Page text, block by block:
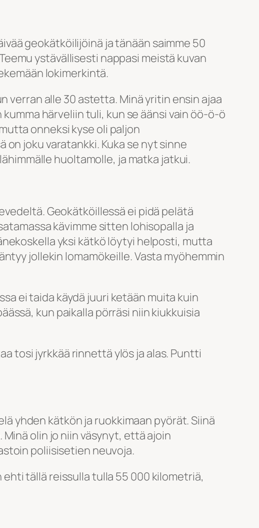
geokätköilijöinä ja tänään saimme 50
ystävällisesti nappasi meistä kuvan
lokimerkintä.
verran alle 30 astetta. Minä yritin ensin ajaa
härveliin tuli, kun se äänsi vain öö-ö-ö
onneksi kyse oli paljon
joku varatankki. Kuka se nyt sinne
huoltamolle, ja matka jatkui.
Geokätköillessä ei pidä pelätä
kävimme sitten lohisopalla ja
yksi kätkö löytyi helposti, mutta
jollekin lomamökeille. Vasta myöhemmin
ei taida käydä juuri ketään muita kuin
kun paikalla pörräsi niin kiukkuisia
tosi jyrkkää rinnettä ylös ja alas. Puntti
yhden kätkön ja ruokkimaan pyörät. Siinä
olin jo niin väsynyt, että ajoin
poliisisetien neuvoja.
tällä reissulla tulla 55 000 kilometriä,